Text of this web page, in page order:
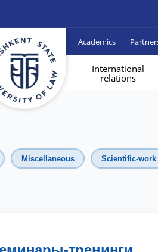
Academics
International
relations
Miscellaneous Scientific-work